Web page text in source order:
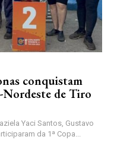
conquistam
Nordeste de Tiro
Yaci Santos, Gustavo
da 1ª Copa...